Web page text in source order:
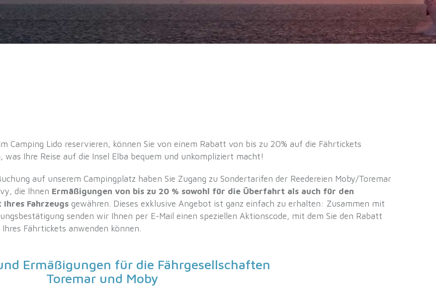
Camping Lido reservieren, können Sie von einem Rabatt von bis zu 20% auf die Fährtickets
was Ihre Reise auf die Insel Elba bequem und unkompliziert macht!
auf unserem Campingplatz haben Sie Zugang zu Sondertarifen der Reedereien Moby/Toremar
die Ihnen Ermäßigungen von bis zu 20 % sowohl für die Überfahrt als auch für den
Fahrzeugs gewähren. Dieses exklusive Angebot ist ganz einfach zu erhalten: Zusammen mit
senden wir Ihnen per E-Mail einen speziellen Aktionscode, mit dem Sie den Rabatt
Fährtickets anwenden können.
Ermäßigungen für die Fährgesellschaften
Toremar und Moby